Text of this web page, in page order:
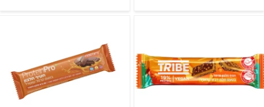
המוצרים מתפרקות
בקומפוסטר. לחברה יש
נמכרים באתר המותג,
בחנויות טבע, בסופר-פארם
ובחנויות המתמחות בספורט.